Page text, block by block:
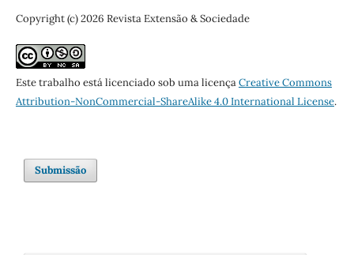
Copyright (c) 2026 Revista Extensão & Sociedade
Este trabalho está licenciado sob uma licençaCreative Commons
Attribution-NonCommercial-ShareAlike 4.0 International License.
Submissão